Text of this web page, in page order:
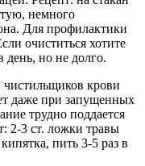
немного
Для профилактики
очиститься хотите
день, но не долго.
крови
даже при запущенных
трудно поддается
2-3 ст. ложки травы
пить 3-5 раз в